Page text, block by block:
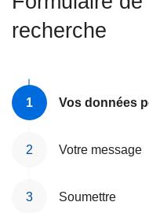
recherche
Vos données
Votre message
Soumettre